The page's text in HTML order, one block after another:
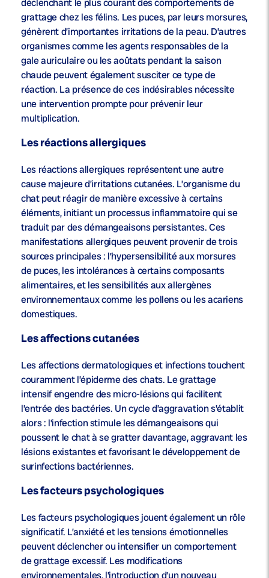
déclenchant le plus courant des comportements de
grattage chez les félins. Les puces, par leurs morsures,
génèrent d’importantes irritations de la peau. D’autres
organismes comme les agents responsables de la
gale auriculaire ou les aoûtats pendant la saison
chaude peuvent également susciter ce type de
réaction. La présence de ces indésirables nécessite
une intervention prompte pour prévenir leur
multiplication.
Les réactions allergiques
Les réactions allergiques représentent une autre
cause majeure d’irritations cutanées. L’organisme du
chat peut réagir de manière excessive à certains
éléments, initiant un processus inflammatoire qui se
traduit par des démangeaisons persistantes. Ces
manifestations allergiques peuvent provenir de trois
sources principales : l’hypersensibilité aux morsures
de puces, les intolérances à certains composants
alimentaires, et les sensibilités aux allergènes
environnementaux comme les pollens ou les acariens
domestiques.
Les affections cutanées
Les affections dermatologiques et infections touchent
couramment l’épiderme des chats. Le grattage
intensif engendre des micro-lésions qui facilitent
l’entrée des bactéries. Un cycle d’aggravation s’établit
alors : l’infection stimule les démangeaisons qui
poussent le chat à se gratter davantage, aggravant les
lésions existantes et favorisant le développement de
surinfections bactériennes.
Les facteurs psychologiques
Les facteurs psychologiques jouent également un rôle
significatif. L’anxiété et les tensions émotionnelles
peuvent déclencher ou intensifier un comportement
de grattage excessif. Les modifications
environnementales, l’introduction d’un nouveau